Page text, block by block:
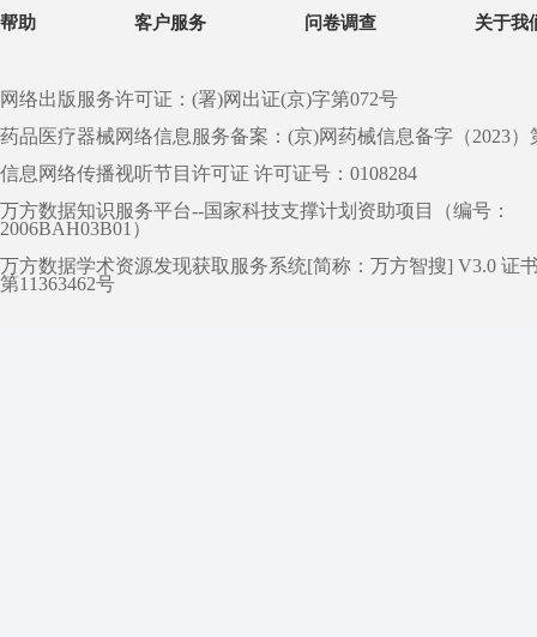
帮助 客户服务 问卷调查 关于我
网络出版服务许可证：(署)网出证(京)字第072号
药品医疗器械网络信息服务备案：(京)网药械信息备字（2023）
信息网络传播视听节目许可证 许可证号：0108284
万方数据知识服务平台--国家科技支撑计划资助项目（编号：
2006BAH03B01）
万方数据学术资源发现获取服务系统[简称：万方智搜] V3.0 证
第11363462号